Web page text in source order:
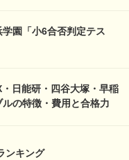
園「小6合否判定テス
・日能研・四谷大塚・早稲
の特徴・費用と合格力
ンキング